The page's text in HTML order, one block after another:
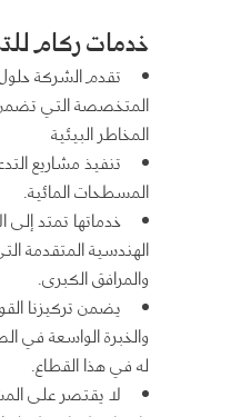
خدمات ركام
تقدم الشركة حلول
المتخصصة التي
المخاطر البيئية
تنفيذ مشاريع
المسطحات المائية.
خدماتها تمتد إلى
الهندسية المتقدمة
والمرافق الكبرى.
يضمن تركيزنا
والخبرة الواسعة في
له في هذا القطاع.
لا يقتصر على